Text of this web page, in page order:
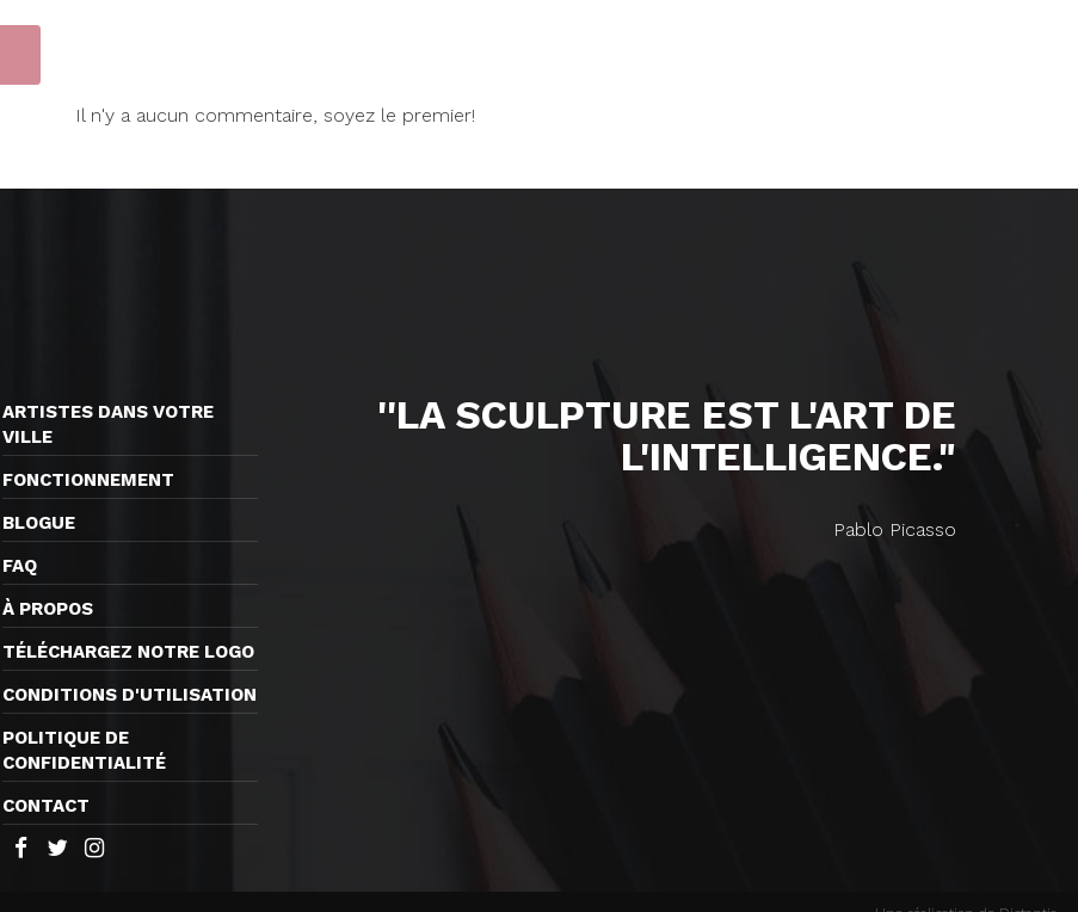
Il n'y a aucun commentaire, soyez le premier!
ARTISTES DANS VOTRE
VILLE
FONCTIONNEMENT
BLOGUE
FAQ
À PROPOS
TÉLÉCHARGEZ NOTRE LOGO
CONDITIONS D'UTILISATION
POLITIQUE DE
CONFIDENTIALITÉ
CONTACT
''LA SCULPTURE EST L'ART DE
L'INTELLIGENCE."
Pablo Picasso